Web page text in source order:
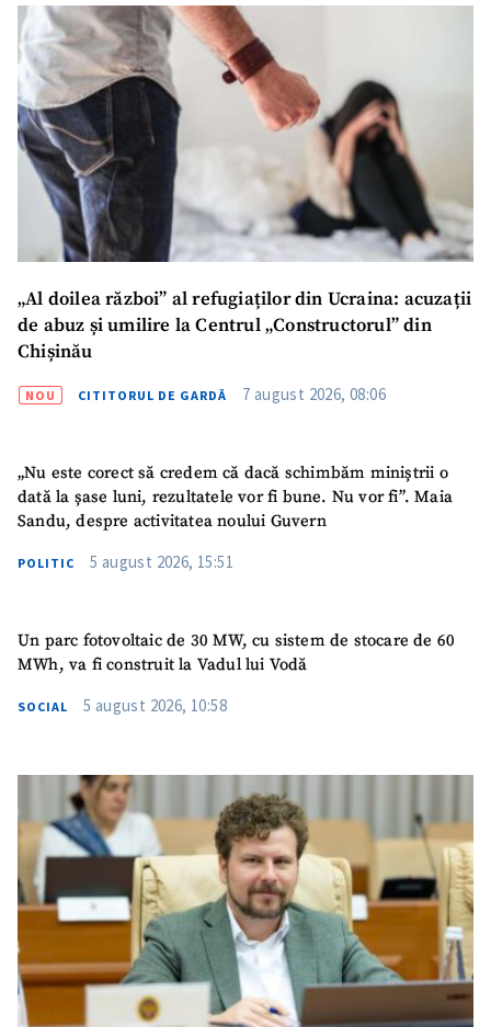
„Al doilea război” al refugiaților din Ucraina: acuzații
de abuz și umilire la Centrul „Constructorul” din
Chișinău
NOU CITITORUL DE GARDĂ 7 august 2026, 08:06
„Nu este corect să credem că dacă schimbăm miniștrii o
dată la șase luni, rezultatele vor fi bune. Nu vor fi”. Maia
Sandu, despre activitatea noului Guvern
POLITIC 5 august 2026, 15:51
Un parc fotovoltaic de 30 MW, cu sistem de stocare de 60
MWh, va fi construit la Vadul lui Vodă
SOCIAL 5 august 2026, 10:58
ȘTIREA MEA
Titlu știre+ Adaugă titlu
Fotografie
+ Încarcă imagine
Link media+ Link media